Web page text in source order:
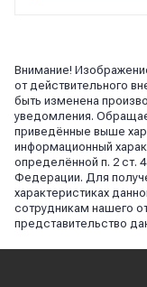
Внимание!
от действительного
быть изменена
уведомления.
приведённые выше
информационный
определённой п. 2 ст.
Федерации. Для
характеристиках
сотрудникам нашего
представительство